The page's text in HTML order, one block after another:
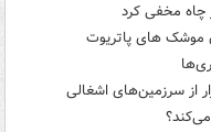
مخفی کرد
موشک های پاتریوت
از سرزمین‌های اشغالی